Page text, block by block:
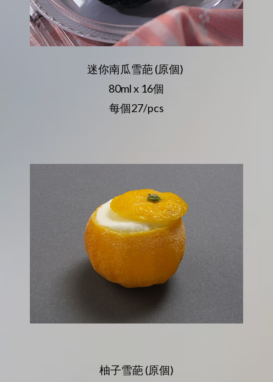
迷你南瓜雪葩 (原個)
80ml x 16個
每個27/pcs
柚子雪葩 (原個)